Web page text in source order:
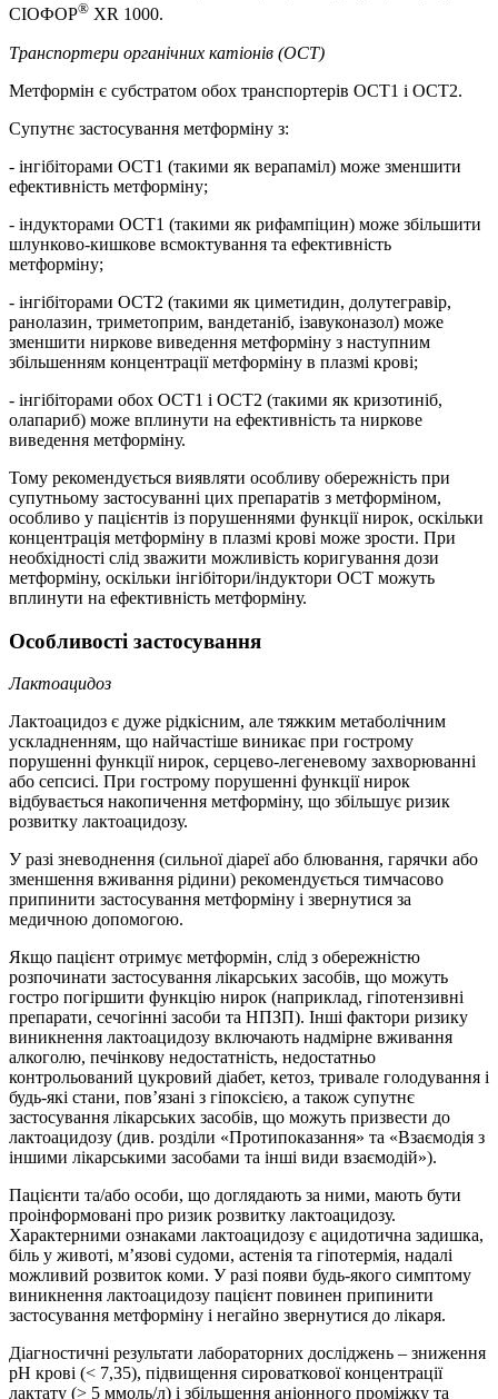
СІОФОР® XR 1000.
Транспортери органічних катіонів (OCT)
Метформін є субстратом обох транспортерів OCT1 і OCT2.
Супутнє застосування метформіну з:
- інгібіторами OCT1 (такими як верапаміл) може зменшити
ефективність метформіну;
- індукторами OCT1 (такими як рифампіцин) може збільшити
шлунково-кишкове всмоктування та ефективність
метформіну;
- інгібіторами OCT2 (такими як циметидин, долутегравір,
ранолазин, триметоприм, вандетаніб, ізавуконазол) може
зменшити ниркове виведення метформіну з наступним
збільшенням концентрації метформіну в плазмі крові;
- інгібіторами обох OCT1 і OCT2 (такими як кризотиніб,
олапариб) може вплинути на ефективність та ниркове
виведення метформіну.
Тому рекомендується виявляти особливу обережність при
супутньому застосуванні цих препаратів з метформіном,
особливо у пацієнтів із порушеннями функції нирок, оскільки
концентрація метформіну в плазмі крові може зрости. При
необхідності слід зважити можливість коригування дози
метформіну, оскільки інгібітори/індуктори OCT можуть
вплинути на ефективність метформіну.
Особливості застосування
Лактоацидоз
Лактоацидоз є дуже рідкісним, але тяжким метаболічним
ускладненням, що найчастіше виникає при гострому
порушенні функції нирок, серцево-легеневому захворюванні
або сепсисі. При гострому порушенні функції нирок
відбувається накопичення метформіну, що збільшує ризик
розвитку лактоацидозу.
У разі зневоднення (сильної діареї або блювання, гарячки або
зменшення вживання рідини) рекомендується тимчасово
припинити застосування метформіну і звернутися за
медичною допомогою.
Якщо пацієнт отримує метформін, слід з обережністю
розпочинати застосування лікарських засобів, що можуть
гостро погіршити функцію нирок (наприклад, гіпотензивні
препарати, сечогінні засоби та НПЗП). Інші фактори ризику
виникнення лактоацидозу включають надмірне вживання
алкоголю, печінкову недостатність, недостатньо
контрольований цукровий діабет, кетоз, тривале голодування і
будь-які стани, пов’язані з гіпоксією, а також супутнє
застосування лікарських засобів, що можуть призвести до
лактоацидозу (див. розділи «Протипоказання» та «Взаємодія з
іншими лікарськими засобами та інші види взаємодій»).
Пацієнти та/або особи, що доглядають за ними, мають бути
проінформовані про ризик розвитку лактоацидозу.
Характерними ознаками лактоацидозу є ацидотична задишка,
біль у животі, м’язові судоми, астенія та гіпотермія, надалі
можливий розвиток коми. У разі появи будь-якого симптому
виникнення лактоацидозу пацієнт повинен припинити
застосування метформіну і негайно звернутися до лікаря.
Діагностичні результати лабораторних досліджень – зниження
pH крові (< 7,35), підвищення сироваткової концентрації
лактату (> 5 ммоль/л) і збільшення аніонного проміжку та